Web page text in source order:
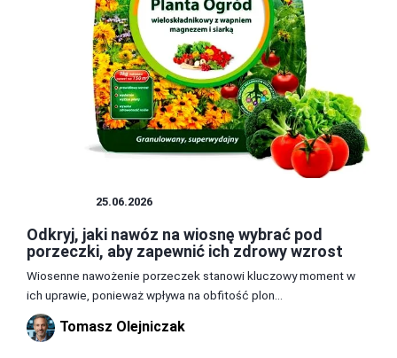
25.06.2026
Odkryj, jaki nawóz na wiosnę wybrać pod
porzeczki, aby zapewnić ich zdrowy wzrost
Wiosenne nawożenie porzeczek stanowi kluczowy moment w
ich uprawie, ponieważ wpływa na obfitość plon...
Tomasz Olejniczak